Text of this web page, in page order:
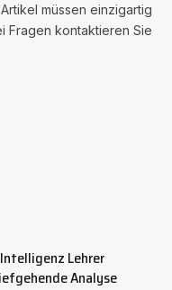
müssen einzigartig
Fragen kontaktieren Sie
Lehrer
Analyse